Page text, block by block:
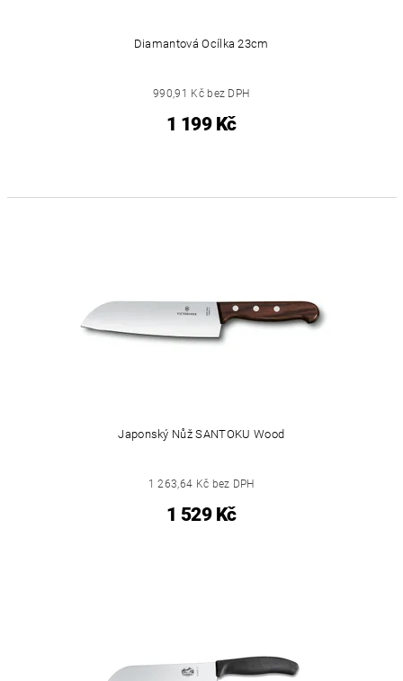
Diamantová Ocílka 23cm
990,91 Kč bez DPH
1 199 Kč
Japonský Nůž SANTOKU Wood
1 263,64 Kč bez DPH
1 529 Kč